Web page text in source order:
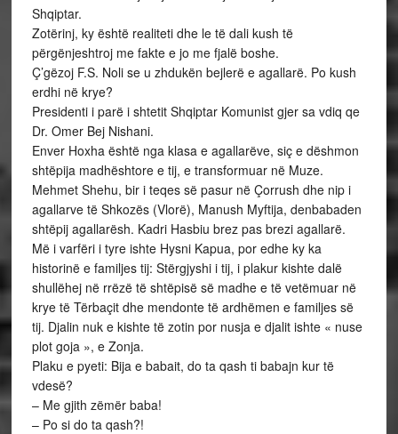
Shqiptar.
Zotërinj, ky është realiteti dhe le të dali kush të
përgënjeshtroj me fakte e jo me fjalë boshe.
Ç’gëzoj F.S. Noli se u zhdukën bejlerë e agallarë. Po kush
erdhi në krye?
Presidenti i parë i shtetit Shqiptar Komunist gjer sa vdiq qe
Dr. Omer Bej Nishani.
Enver Hoxha është nga klasa e agallarëve, siç e dëshmon
shtëpija madhështore e tij, e transformuar në Muze.
Mehmet Shehu, bir i teqes së pasur në Çorrush dhe nip i
agallarve të Shkozës (Vlorë), Manush Myftija, denbabaden
shtëpij agallarësh. Kadri Hasbiu brez pas brezi agallarë.
Më i varfëri i tyre ishte Hysni Kapua, por edhe ky ka
historinë e familjes tij: Stërgjyshi i tij, i plakur kishte dalë
shullëhej në rrëzë të shtëpisë së madhe e të vetëmuar në
krye të Tërbaçit dhe mendonte të ardhëmen e familjes së
tij. Djalin nuk e kishte të zotin por nusja e djalit ishte « nuse
plot goja », e Zonja.
Plaku e pyeti: Bija e babait, do ta qash ti babajn kur të
vdesë?
– Me gjith zëmër baba!
– Po si do ta qash?!